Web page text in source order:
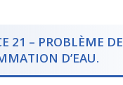
21 – PROBLÈME DE
D’EAU.